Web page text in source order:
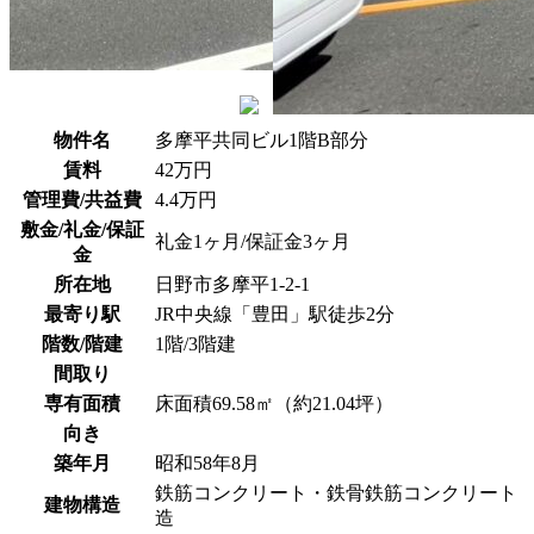
物件名
多摩平共同ビル1階B部分
賃料
42万円
管理費/共益費
4.4万円
敷金/礼金/保証
金
礼金1ヶ月/保証金3ヶ月
所在地
日野市多摩平1-2-1
最寄り駅
JR中央線「豊田」駅徒歩2分
階数/階建
1階/3階建
間取り
専有面積
床面積69.58㎡（約21.04坪）
向き
築年月
昭和58年8月
建物構造
鉄筋コンクリート・鉄骨鉄筋コンクリート
造